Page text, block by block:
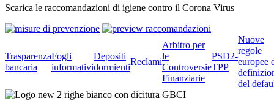
Scarica le raccomandazioni di igiene contro il Corona Virus
Trasparenza
bancaria
Fogli
informativi
Depositi
dormienti
Reclami
Arbitro per
le
Controversie
Finanziarie
PSD2-
TPP
Nuove
regole
europee
del